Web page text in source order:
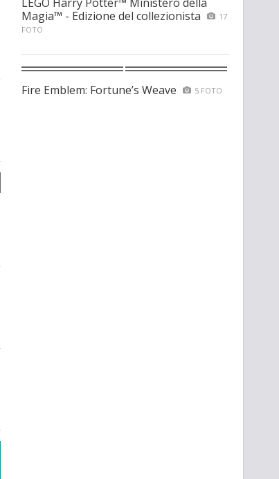
Magia™ - Edizione del collezionista
17
FOTO
Fire Emblem: Fortune’s Weave 5 FOTO